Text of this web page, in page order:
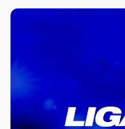
SPECIAL